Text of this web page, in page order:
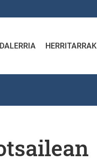
HERRITARRAK